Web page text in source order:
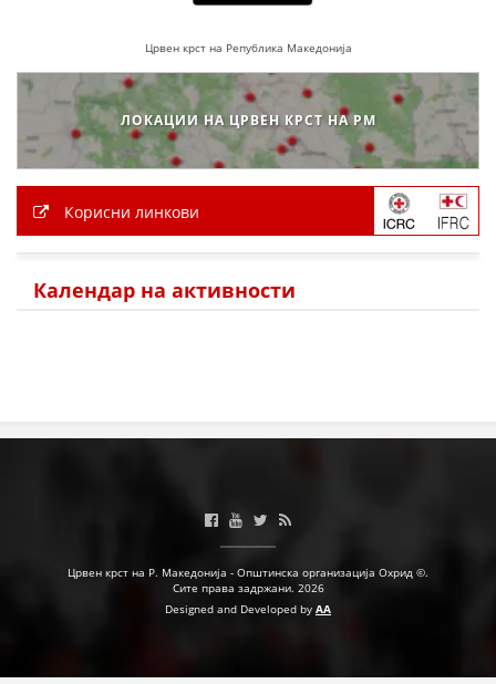
Црвен крст на Република Македонија
ЛОКАЦИИ НА ЦРВЕН КРСТ НА РМ
Корисни линкови
Календар на активности
Црвен крст на Р. Македонија - Општинска организација Охрид ©.
Сите права задржани. 2026
Designed and Developed by AA